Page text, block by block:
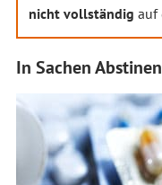
nicht vollständig auf
In Sachen